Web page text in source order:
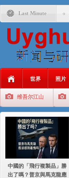
Last Minute
世界 照片
维吾尔江山
中國的「飛行複製品」勝
出了嗎？普京與馬克龍應